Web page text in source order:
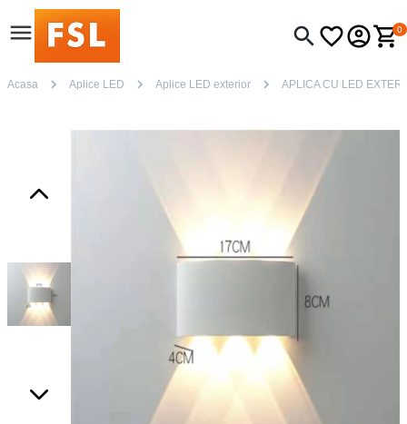
0
Acasa Aplice LED Aplice LED exterior APLICA CU LED